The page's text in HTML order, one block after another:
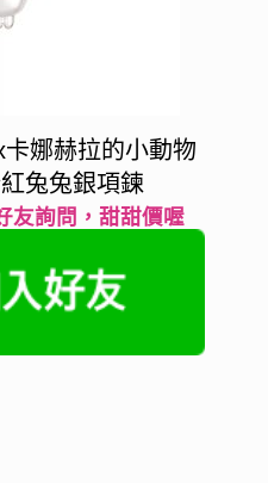
卡娜赫拉的小動物
兔兔銀項鍊
友詢問，甜甜價喔